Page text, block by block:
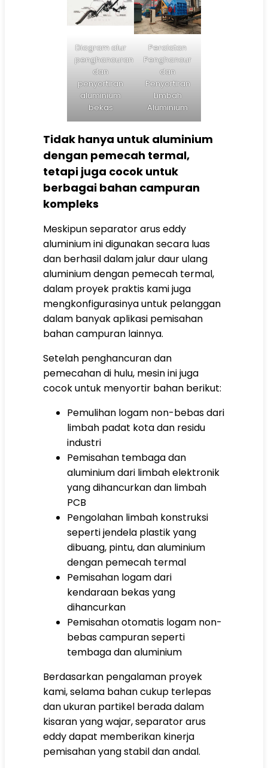
Diagram alur
penghancuran
dan
penyortiran
aluminium
bekas
Peralatan
Penghancur
dan
Penyortiran
Limbah
Aluminium
Tidak hanya untuk aluminium
dengan pemecah termal,
tetapi juga cocok untuk
berbagai bahan campuran
kompleks
Meskipun separator arus eddy
aluminium ini digunakan secara luas
dan berhasil dalam jalur daur ulang
aluminium dengan pemecah termal,
dalam proyek praktis kami juga
mengkonfigurasinya untuk pelanggan
dalam banyak aplikasi pemisahan
bahan campuran lainnya.
Setelah penghancuran dan
pemecahan di hulu, mesin ini juga
cocok untuk menyortir bahan berikut:
Pemulihan logam non-bebas dari
limbah padat kota dan residu
industri
Pemisahan tembaga dan
aluminium dari limbah elektronik
yang dihancurkan dan limbah
PCB
Pengolahan limbah konstruksi
seperti jendela plastik yang
dibuang, pintu, dan aluminium
dengan pemecah termal
Pemisahan logam dari
kendaraan bekas yang
dihancurkan
Pemisahan otomatis logam non-
bebas campuran seperti
tembaga dan aluminium
Berdasarkan pengalaman proyek
kami, selama bahan cukup terlepas
dan ukuran partikel berada dalam
kisaran yang wajar, separator arus
eddy dapat memberikan kinerja
pemisahan yang stabil dan andal.